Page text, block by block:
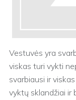
Vestuvės yra
viskas turi vykti
svarbiausi ir
vyktų sklandžiai ir